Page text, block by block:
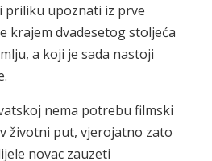
priliku upoznati iz prve
krajem dvadesetog stoljeća
a koji je sada nastoji
nema potrebu filmski
životni put, vjerojatno zato
novac zauzeti